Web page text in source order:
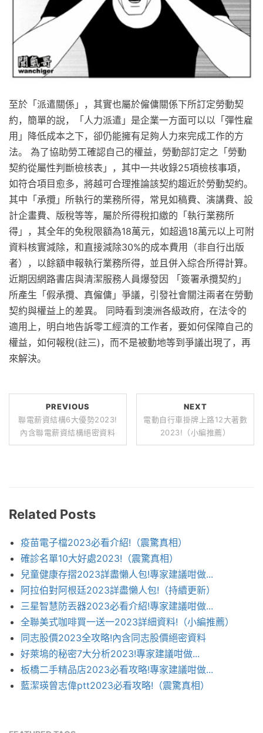
至於「派遣關係」，其實也屬於僱傭關係下所訂定勞動契
約，簡單的說，「人力派遣」是企業一方面可以以「彈性雇
用」降低成本之下，卻仍能擁有足夠人力來完成工作的方
法。 為了協助勞工確認自己的權益，勞動部訂定之「勞動
契約從屬性判斷檢核表」，其中一共收錄25項檢核事項，
如符合項目愈多，將越可合理推論該契約趨近於勞動契約。
其中「承攬」所執行的業務所得，常見如稿費、演講費、設
計企畫費、版稅等等，屬於所得稅扣繳的「執行業務所
得」，其全年的免稅限額為18萬元，如超過18萬元以上可附
資料核實減除，和直接減除30%的成本費用（非自行出版
者），以餘額申報執行業務所得，並且併入綜合所得計算。
近期因網路書店與清潔服務人員爆發因 「簽署承攬契約」
所產生「假承攬、真僱傭」爭議，引發社會關注兩者在勞動
契約與權益上的差異。 同時看到澳洲各級政府，在法令的
適用上，明白地告訴零工經濟的工作者，要如何保障自己的
權益，如何報稅(註三)，而不是被動地等到爭議出現了，再
來解決。
PREVIOUS
聯電薪資結構6大優勢2023!
內含聯電薪資結構絕密資料
NEXT
電動自行車掛牌上路12大著數
2023!（小編推薦）
Related Posts
疫苗電子檔2023必看介紹!（震驚真相）
確診名單10大好處2023!（震驚真相）
兒童健康存摺2023詳盡懶人包!專家建議咁做...
阿拉伯對阿根廷2023詳盡懶人包!（持續更新）
三星智慧防丟器2023必看介紹!專家建議咁做...
全聯美式咖啡買一送一2023詳細資料!（小編推薦）
同志股價2023全攻略!內含同志股價絕密資料
好萊塢的秘密7大分析2023!專家建議咁做...
板橋二手精品店2023必看攻略!專家建議咁做...
藍潔瑛曾志偉ptt2023必看攻略!（震驚真相）